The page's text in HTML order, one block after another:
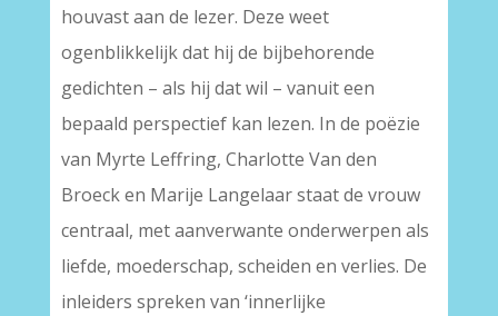
houvast aan de lezer. Deze weet
ogenblikkelijk dat hij de bijbehorende
gedichten – als hij dat wil – vanuit een
bepaald perspectief kan lezen. In de poëzie
van Myrte Leffring, Charlotte Van den
Broeck en Marije Langelaar staat de vrouw
centraal, met aanverwante onderwerpen als
liefde, moederschap, scheiden en verlies. De
inleiders spreken van ‘innerlijke